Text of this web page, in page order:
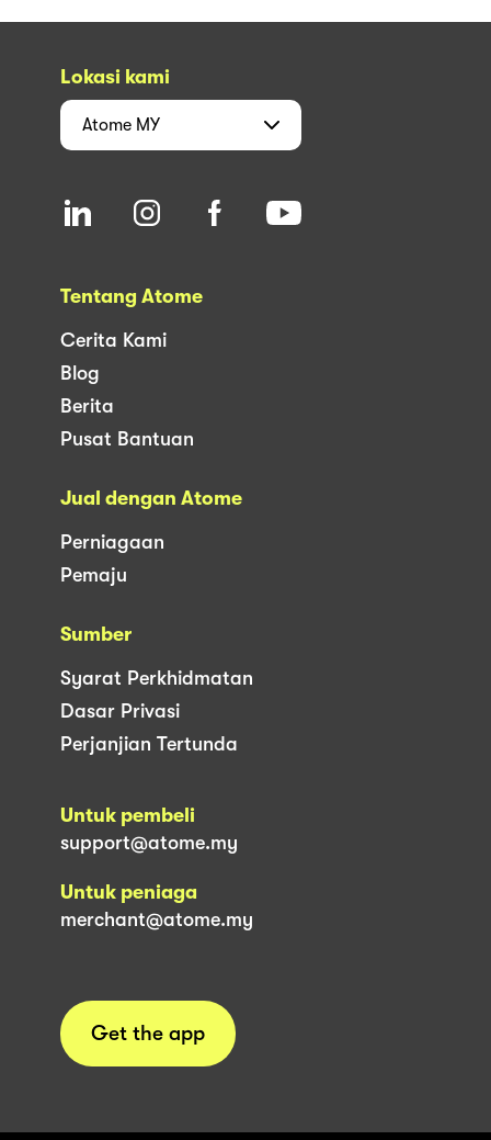
Lokasi kami
Atome MY
Tentang Atome
Cerita Kami
Blog
Berita
Pusat Bantuan
Jual dengan Atome
Perniagaan
Pemaju
Sumber
Syarat Perkhidmatan
Dasar Privasi
Perjanjian Tertunda
Untuk pembeli
support@atome.my
Untuk peniaga
merchant@atome.my
Get the app